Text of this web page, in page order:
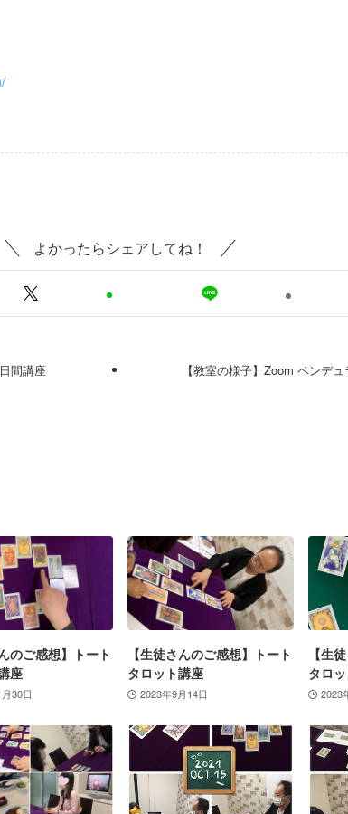
よかったらシェアしてね！
間講座 【教室の様子】Zoom ペンデ
のご感想】トート
座
30日
【生徒さんのご感想】トート
タロット講座
2023年9月14日
【生
タロ
2023